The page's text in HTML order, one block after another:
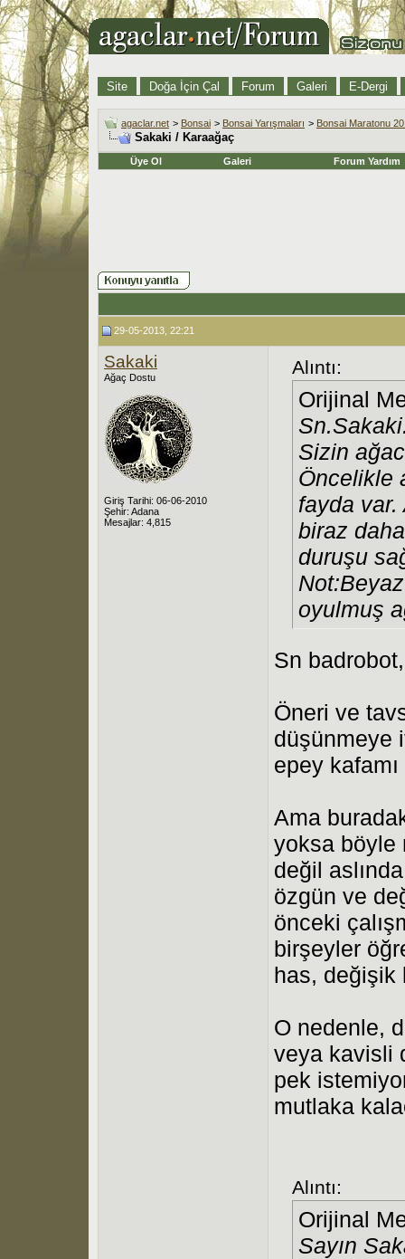
Site Doğa İçin Çal Forum Galeri E-Dergi
agaclar.net > Bonsai > Bonsai Yarışmaları > Bonsai Maratonu
Sakaki / Karaağaç
Üye Ol Galeri Forum Yardım
29-05-2013, 22:21
Sakaki
Ağaç Dostu
Giriş Tarihi: 06-06-2010
Şehir: Adana
Mesajlar: 4,815
Alıntı:
Orijinal
Sizin
Öncelikle
fayda var.
biraz
duruşu
oyulmuş
Sn badrobot,
Öneri ve
düşünmeye
epey
Ama
yoksa böyle
değil
özgün ve
önceki
birşeyler
has, değişik
O nedenle,
veya kavisli
pek
mutlaka
Alıntı:
Orijinal
Sayın